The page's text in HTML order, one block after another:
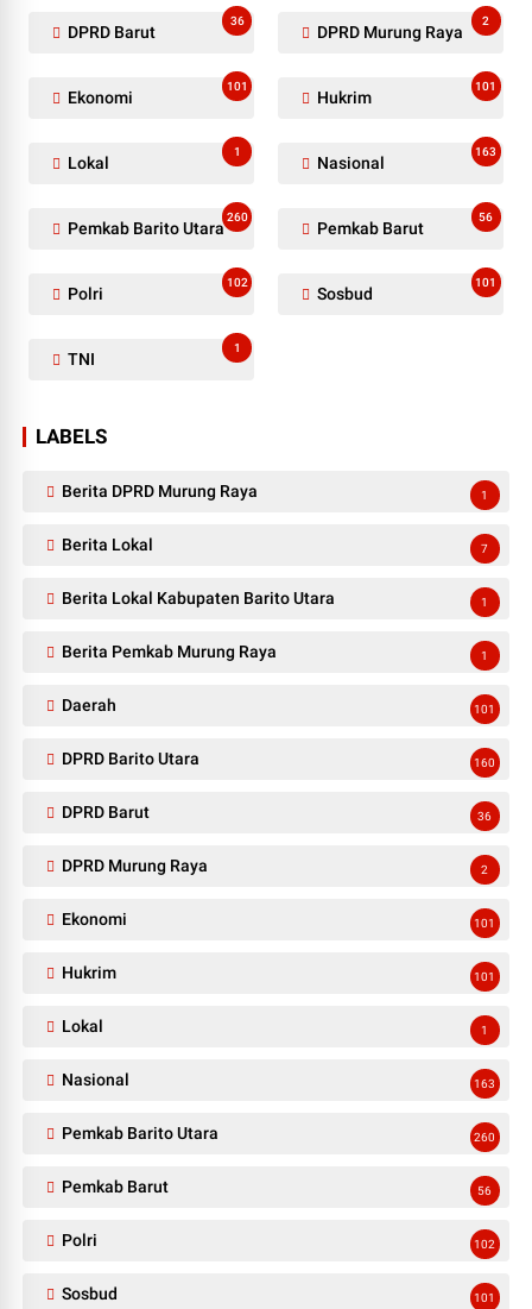
DPRD Barut
36
DPRD Murung Raya
2
Ekonomi
101
Hukrim
101
Lokal
1
Nasional
163
Pemkab Barito Utara
260
Pemkab Barut
56
Polri
102
Sosbud
101
TNI
1
LABELS
Berita DPRD Murung Raya 1
Berita Lokal 7
Berita Lokal Kabupaten Barito Utara 1
Berita Pemkab Murung Raya 1
Daerah 101
DPRD Barito Utara 160
DPRD Barut 36
DPRD Murung Raya 2
Ekonomi 101
Hukrim 101
Lokal 1
Nasional 163
Pemkab Barito Utara 260
Pemkab Barut 56
Polri 102
Sosbud 101